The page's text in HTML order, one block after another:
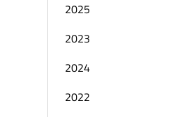
2025
2023
2024
2022